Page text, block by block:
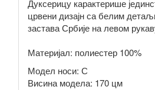
Дуксерицу карактерише
црвени дизајн са белим
застава Србије на левом
Материјал: полиестер 100%
Модел носи: С
Висина модела: 170 цм